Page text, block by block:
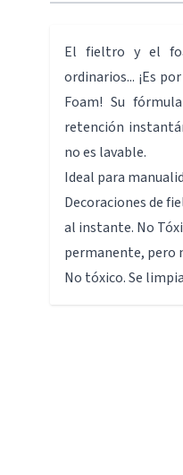
El fieltro y el
ordinarios... ¡Es
Foam! Su
retención
no es lavable.
Ideal para
Decoraciones de
al instante. No
permanente, pero
No tóxico. Se